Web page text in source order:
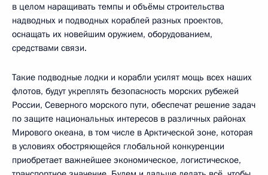
в целом наращивать темпы и объёмы строительства
надводных и подводных кораблей разных проектов,
оснащать их новейшим оружием, оборудованием,
средствами связи.
Такие подводные лодки и корабли усилят мощь всех наших
флотов, будут укреплять безопасность морских рубежей
России, Северного морского пути, обеспечат решение задач
по защите национальных интересов в различных районах
Мирового океана, в том числе в Арктической зоне, которая
в условиях обостряющейся глобальной конкуренции
приобретает важнейшее экономическое, логистическое,